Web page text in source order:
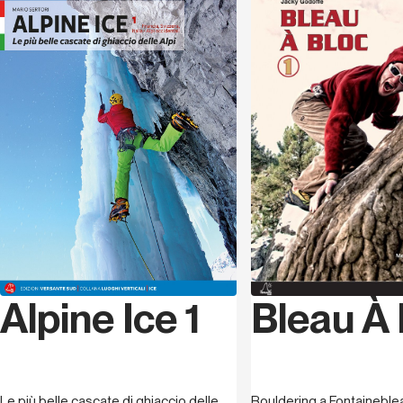
orientali, Austria e Slovenia. I due libri sono ovviamente
interconnessi e insieme vanno a comporreil quadro
completo dell’arco alpino. Circa
650 sono le scalate
in questo secondo volume e, come per il
primo, per facilitare coloro che fanno fatica a orientarsi
sono state inserite le foto “segnaletiche” di ogni
flusso
, le coordinate geografiche dei parcheggie di
tutte le vie, tramite un sempliceQR code.
Informazioni sempre più precise che non devono però
togliere il senso dell’ignoto che permane
nell’intraprendere la salita di una cascata, ma vanno
immagazzinate e analizzate per poter ridurre al minimo i
rischi. Completano il lavoro alcuni
racconti di
ascensioni e un ricordo di Luca Vuerich, il fortissimo
alpinista friulano scomparso nel 2010. Insomma, uno
scrigno di proposte seducenti per climber avventurosi,
Lingua Inglese
Alpine Ice 1 Bleau À